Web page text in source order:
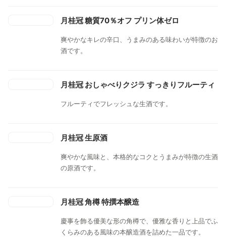
月桂冠 糖質70％オフ プリン体ゼロ
爽やかなキレの辛口、うまみのある味わいが特徴のお
酒です。
月桂冠 おしゃべりクジラ すっきりフルーティ
フルーティでフレッシュな生酒です。
月桂冠 生原酒
爽やかな風味と、本格的なコクとうまみが特徴の生酒
の原酒です。
月桂冠 角樽 特撰本醸造
慶事を飾る優美な形の角樽で、優雅な香りと上品でふ
くらみのある風味の本醸造酒を詰めた一品です。